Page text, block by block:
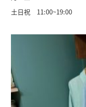
土日祝 11:00~19:00